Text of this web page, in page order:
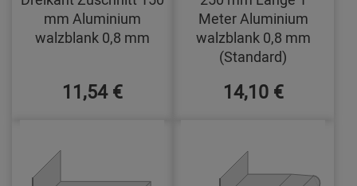
mm Aluminium
walzblank 0,8 mm
11,54 €
Meter Aluminium
walzblank 0,8 mm
(Standard)
14,10 €